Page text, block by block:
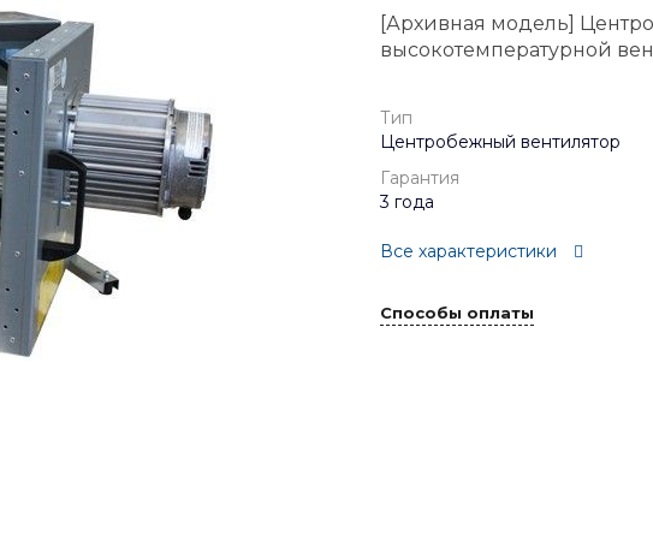
[Архивная модель]
высокотемпературной
Тип
Центробежный вентилятор
Гарантия
3 года
Все характеристики
Способы оплаты